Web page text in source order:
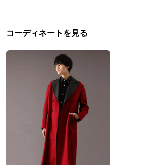
コーディネートを見る